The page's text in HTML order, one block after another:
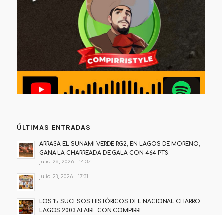
ÚLTIMAS ENTRADAS
ARRASA EL SUNAMI VERDE RG2, EN LAGOS DE MORENO,
GANA LA CHARREADA DE GALA CON 464 PTS.
julio 28, 2026 - 14:37
julio 23, 2026 - 17:31
LOS 15 SUCESOS HISTÓRICOS DEL NACIONAL CHARRO
LAGOS 2003 Al AIRE CON COMPIRRI